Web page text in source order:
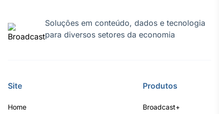
Soluções em conteúdo, dados e tecnologia
para diversos setores da economia
Site
Home
Produtos
Broadcast+